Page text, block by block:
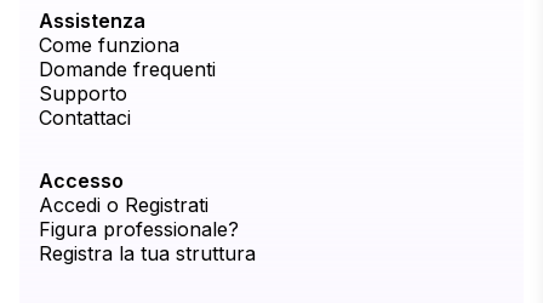
Assistenza
Come funziona
Domande frequenti
Supporto
Contattaci
Accesso
Accedi o Registrati
Figura professionale?
Registra la tua struttura